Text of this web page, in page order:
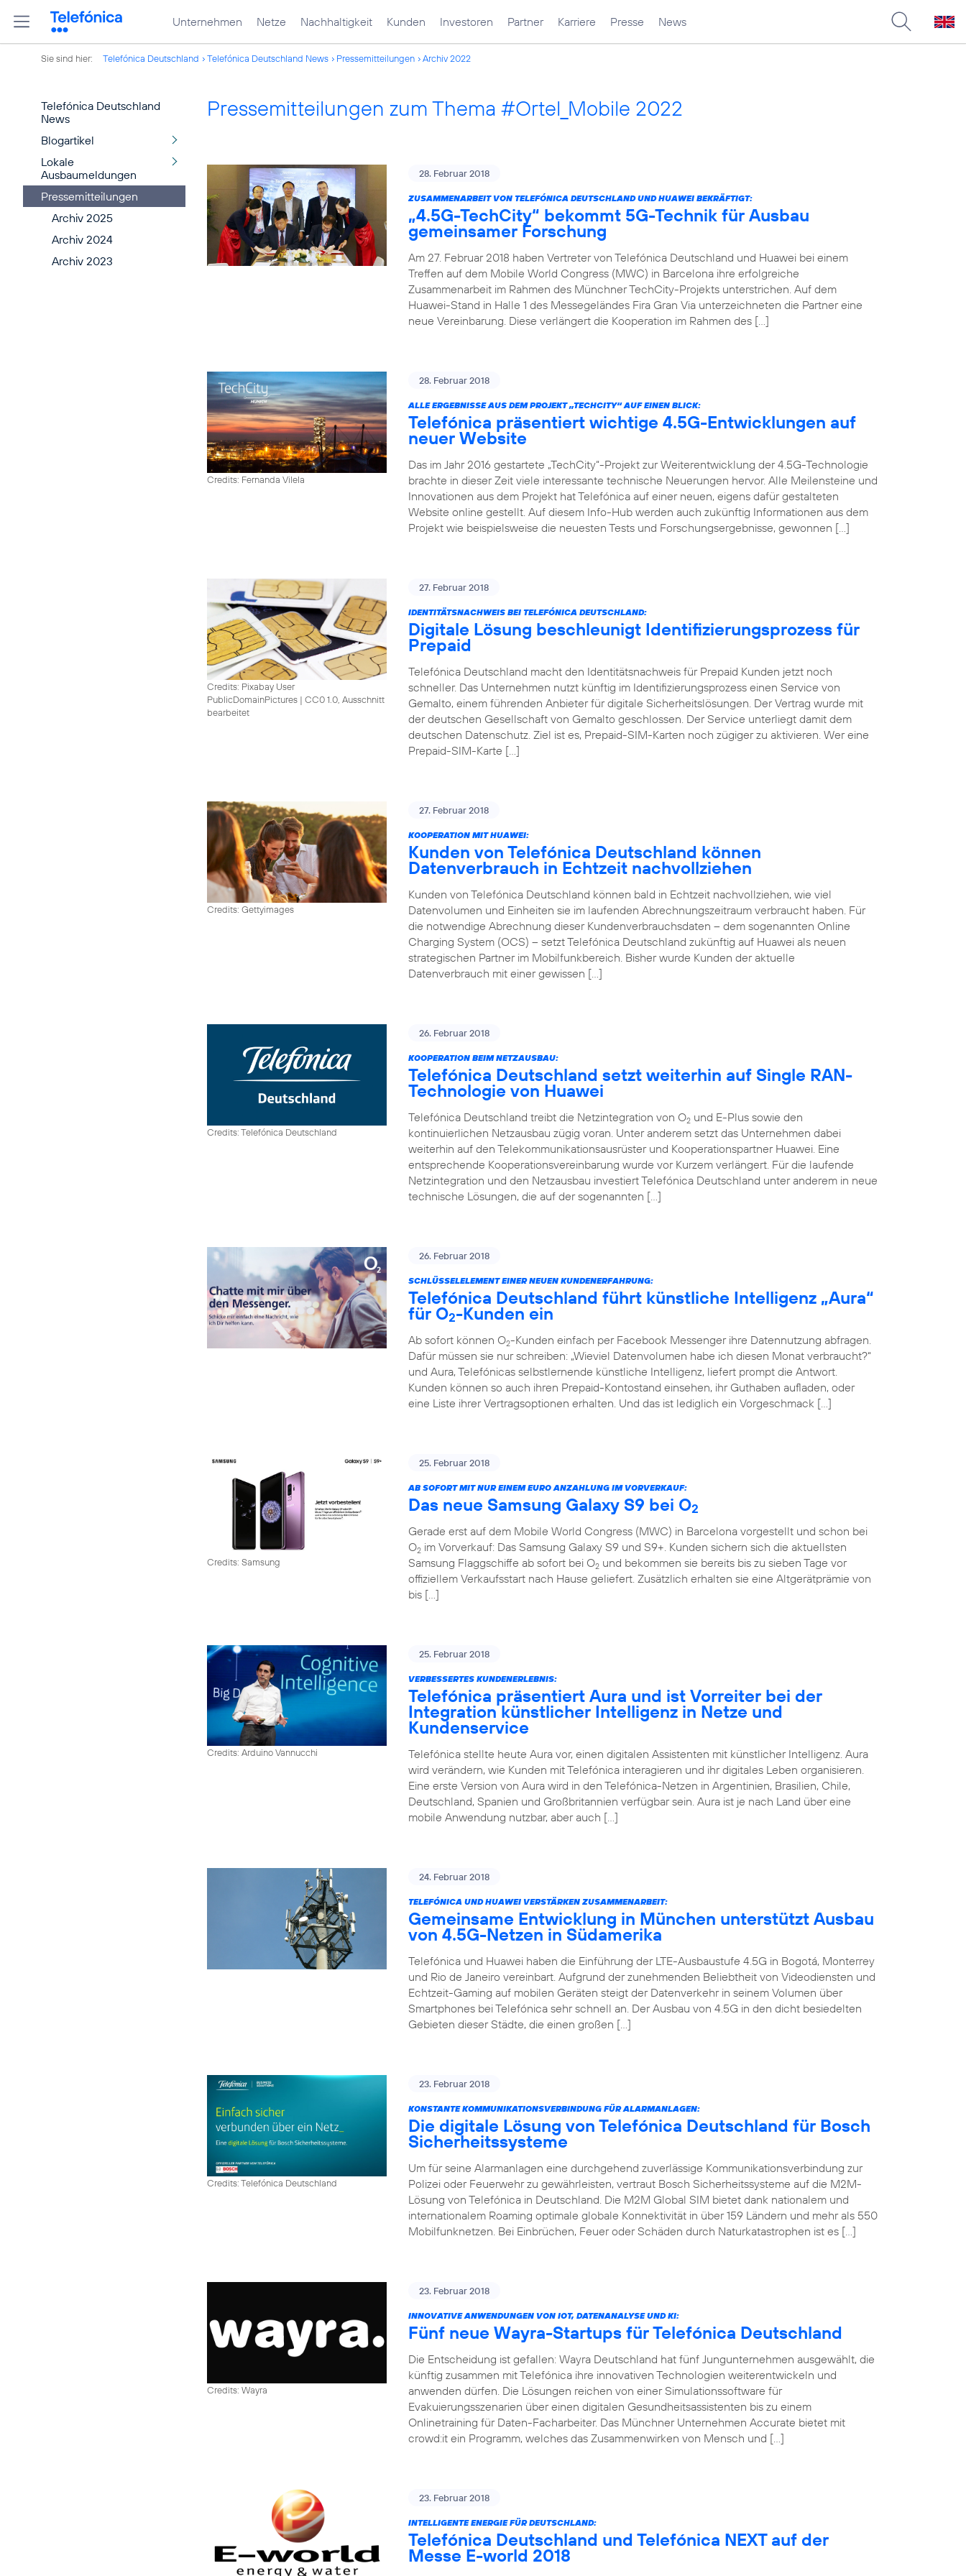
Unternehmen Netze Nachhaltigkeit Kunden Investoren Partner Karriere Presse News
Sie sind hier: Telefónica Deutschland Telefónica Deutschland News Pressemitteilungen Archiv 2022
Telefónica Deutschland
News
Blogartikel
Lokale
Ausbaumeldungen
Pressemitteilungen
Archiv 2025
Archiv 2024
Archiv 2023
Pressemitteilungen zum Thema #Ortel_Mobile 2022
28. Februar 2018
ZUSAMMENARBEIT VON TELEFÓNICA DEUTSCHLAND UND HUAWEI BEKRÄFTIGT:
„4.5G-TechCity“ bekommt 5G-Technik für Ausbau
gemeinsamer Forschung
Am 27. Februar 2018 haben Vertreter von Telefónica Deutschland und Huawei bei einem
Treffen auf dem Mobile World Congress (MWC) in Barcelona ihre erfolgreiche
Zusammenarbeit im Rahmen des Münchner TechCity-Projekts unterstrichen. Auf dem
Huawei-Stand in Halle 1 des Messegeländes Fira Gran Via unterzeichneten die Partner eine
neue Vereinbarung. Diese verlängert die Kooperation im Rahmen des […]
Credits: Fernanda Vilela
28. Februar 2018
ALLE ERGEBNISSE AUS DEM PROJEKT „TECHCITY“ AUF EINEN BLICK:
Telefónica präsentiert wichtige 4.5G-Entwicklungen auf
neuer Website
Das im Jahr 2016 gestartete „TechCity“-Projekt zur Weiterentwicklung der 4.5G-Technologie
brachte in dieser Zeit viele interessante technische Neuerungen hervor. Alle Meilensteine und
Innovationen aus dem Projekt hat Telefónica auf einer neuen, eigens dafür gestalteten
Website online gestellt. Auf diesem Info-Hub werden auch zukünftig Informationen aus dem
Projekt wie beispielsweise die neuesten Tests und Forschungsergebnisse, gewonnen […]
Credits: Pixabay User
PublicDomainPictures | CC0 1.0, Ausschnitt
bearbeitet
27. Februar 2018
IDENTITÄTSNACHWEIS BEI TELEFÓNICA DEUTSCHLAND:
Digitale Lösung beschleunigt Identifizierungsprozess für
Prepaid
Telefónica Deutschland macht den Identitätsnachweis für Prepaid Kunden jetzt noch
schneller. Das Unternehmen nutzt künftig im Identifizierungsprozess einen Service von
Gemalto, einem führenden Anbieter für digitale Sicherheitslösungen. Der Vertrag wurde mit
der deutschen Gesellschaft von Gemalto geschlossen. Der Service unterliegt damit dem
deutschen Datenschutz. Ziel ist es, Prepaid-SIM-Karten noch zügiger zu aktivieren. Wer eine
Prepaid-SIM-Karte […]
Credits: Gettyimages
27. Februar 2018
KOOPERATION MIT HUAWEI:
Kunden von Telefónica Deutschland können
Datenverbrauch in Echtzeit nachvollziehen
Kunden von Telefónica Deutschland können bald in Echtzeit nachvollziehen, wie viel
Datenvolumen und Einheiten sie im laufenden Abrechnungszeitraum verbraucht haben. Für
die notwendige Abrechnung dieser Kundenverbrauchsdaten – dem sogenannten Online
Charging System (OCS) – setzt Telefónica Deutschland zukünftig auf Huawei als neuen
strategischen Partner im Mobilfunkbereich. Bisher wurde Kunden der aktuelle
Datenverbrauch mit einer gewissen […]
Credits: Telefónica Deutschland
26. Februar 2018
KOOPERATION BEIM NETZAUSBAU:
Telefónica Deutschland setzt weiterhin auf Single RAN-
Technologie von Huawei
Telefónica Deutschland treibt die Netzintegration von O2 und E-Plus sowie den
kontinuierlichen Netzausbau zügig voran. Unter anderem setzt das Unternehmen dabei
weiterhin auf den Telekommunikationsausrüster und Kooperationspartner Huawei. Eine
entsprechende Kooperationsvereinbarung wurde vor Kurzem verlängert. Für die laufende
Netzintegration und den Netzausbau investiert Telefónica Deutschland unter anderem in neue
technische Lösungen, die auf der sogenannten […]
26. Februar 2018
SCHLÜSSELELEMENT EINER NEUEN KUNDENERFAHRUNG:
Telefónica Deutschland führt künstliche Intelligenz „Aura“
für O2-Kunden ein
Ab sofort können O2-Kunden einfach per Facebook Messenger ihre Datennutzung abfragen.
Dafür müssen sie nur schreiben: „Wieviel Datenvolumen habe ich diesen Monat verbraucht?“
und Aura, Telefónicas selbstlernende künstliche Intelligenz, liefert prompt die Antwort.
Kunden können so auch ihren Prepaid-Kontostand einsehen, ihr Guthaben aufladen, oder
eine Liste ihrer Vertragsoptionen erhalten. Und das ist lediglich ein Vorgeschmack […]
Credits: Samsung
25. Februar 2018
AB SOFORT MIT NUR EINEM EURO ANZAHLUNG IM VORVERKAUF:
Das neue Samsung Galaxy S9 bei O2
Gerade erst auf dem Mobile World Congress (MWC) in Barcelona vorgestellt und schon bei
O2 im Vorverkauf: Das Samsung Galaxy S9 und S9+. Kunden sichern sich die aktuellsten
Samsung Flaggschiffe ab sofort bei O2 und bekommen sie bereits bis zu sieben Tage vor
offiziellem Verkaufsstart nach Hause geliefert. Zusätzlich erhalten sie eine Altgerätprämie von
bis […]
Credits: Arduino Vannucchi
25. Februar 2018
VERBESSERTES KUNDENERLEBNIS:
Telefónica präsentiert Aura und ist Vorreiter bei der
Integration künstlicher Intelligenz in Netze und
Kundenservice
Telefónica stellte heute Aura vor, einen digitalen Assistenten mit künstlicher Intelligenz. Aura
wird verändern, wie Kunden mit Telefónica interagieren und ihr digitales Leben organisieren.
Eine erste Version von Aura wird in den Telefónica-Netzen in Argentinien, Brasilien, Chile,
Deutschland, Spanien und Großbritannien verfügbar sein. Aura ist je nach Land über eine
mobile Anwendung nutzbar, aber auch […]
24. Februar 2018
TELEFÓNICA UND HUAWEI VERSTÄRKEN ZUSAMMENARBEIT:
Gemeinsame Entwicklung in München unterstützt Ausbau
von 4.5G-Netzen in Südamerika
Telefónica und Huawei haben die Einführung der LTE-Ausbaustufe 4.5G in Bogotá, Monterrey
und Rio de Janeiro vereinbart. Aufgrund der zunehmenden Beliebtheit von Videodiensten und
Echtzeit-Gaming auf mobilen Geräten steigt der Datenverkehr in seinem Volumen über
Smartphones bei Telefónica sehr schnell an. Der Ausbau von 4.5G in den dicht besiedelten
Gebieten dieser Städte, die einen großen […]
Credits: Telefónica Deutschland
23. Februar 2018
KONSTANTE KOMMUNIKATIONSVERBINDUNG FÜR ALARMANLAGEN:
Die digitale Lösung von Telefónica Deutschland für Bosch
Sicherheitssysteme
Um für seine Alarmanlagen eine durchgehend zuverlässige Kommunikationsverbindung zur
Polizei oder Feuerwehr zu gewährleisten, vertraut Bosch Sicherheitssysteme auf die M2M-
Lösung von Telefónica in Deutschland. Die M2M Global SIM bietet dank nationalem und
internationalem Roaming optimale globale Konnektivität in über 159 Ländern und mehr als 550
Mobilfunknetzen. Bei Einbrüchen, Feuer oder Schäden durch Naturkatastrophen ist es […]
Credits: Wayra
23. Februar 2018
INNOVATIVE ANWENDUNGEN VON IOT, DATENANALYSE UND KI:
Fünf neue Wayra-Startups für Telefónica Deutschland
Die Entscheidung ist gefallen: Wayra Deutschland hat fünf Jungunternehmen ausgewählt, die
künftig zusammen mit Telefónica ihre innovativen Technologien weiterentwickeln und
anwenden dürfen. Die Lösungen reichen von einer Simulationssoftware für
Evakuierungsszenarien über einen digitalen Gesundheitsassistenten bis zu einem
Onlinetraining für Daten-Facharbeiter. Das Münchner Unternehmen Accurate bietet mit
crowd:it ein Programm, welches das Zusammenwirken von Mensch und […]
23. Februar 2018
INTELLIGENTE ENERGIE FÜR DEUTSCHLAND:
Telefónica Deutschland und Telefónica NEXT auf der
Messe E-world 2018